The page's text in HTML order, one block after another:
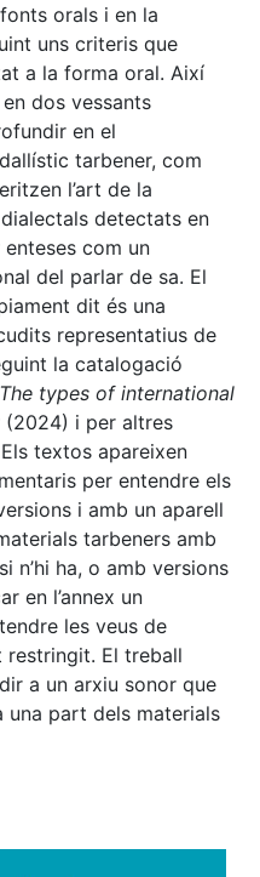
orals i en la
uns criteris que
a la forma oral. Així
dos vessants
en el
tarbener, com
l’art de la
detectats en
com un
del parlar de sa. El
dit és una
representatius de
la catalogació
The types of international
i per altres
textos apareixen
per entendre els
i amb un aparell
tarbeners amb
n’hi ha, o amb versions
en l’annex un
les veus de
restringit. El treball
a un arxiu sonor que
una part dels materials